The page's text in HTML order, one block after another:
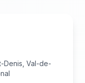
Denis, Val-de-